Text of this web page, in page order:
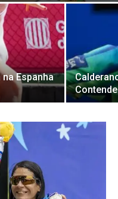
Espanha